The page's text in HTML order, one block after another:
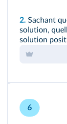
2. Sachant
solution,
solution
6